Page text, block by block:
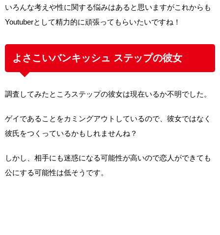
いろんな考えや性に関する悩みはあると思いますがこれからも
Youtuberとして精力的に頑張ってもらいたいですね！
よさこいバンキッシュ ステップの彼女
調査してみたところステップの彼女は現在いるか不明でした。
ゲイであることをカミングアウトしているので、彼女ではなく
彼氏をつくっているかもしれませんね？
しかし、相手にも迷惑になる可能性が高いので恋人ができても
公にする可能性は低そうです。